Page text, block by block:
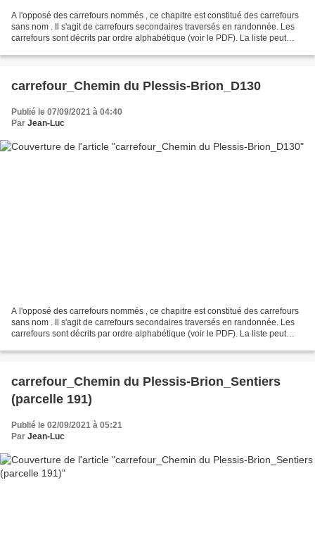
A l'opposé des carrefours nommés , ce chapitre est constitué des carrefours
sans nom . Il s'agit de carrefours secondaires traversés en randonnée. Les
carrefours sont décrits par ordre alphabétique (voir le PDF). La liste peut
carrefour_Chemin du Plessis-Brion_D130
Publié le 07/09/2021 à 04:40
Par Jean-Luc
A l'opposé des carrefours nommés , ce chapitre est constitué des carrefours
sans nom . Il s'agit de carrefours secondaires traversés en randonnée. Les
carrefours sont décrits par ordre alphabétique (voir le PDF). La liste peut
carrefour_Chemin du Plessis-Brion_Sentiers
(parcelle 191)
Publié le 02/09/2021 à 05:21
Par Jean-Luc